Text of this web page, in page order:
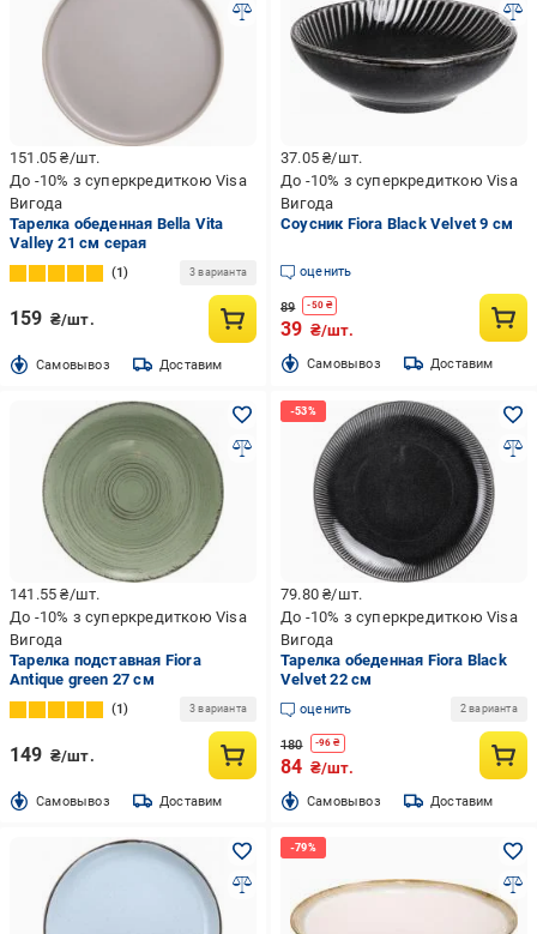
151.05₴/шт.
До -10% з суперкредиткою Visa
Вигода
Тарелка обеденная Bella Vita
Valley 21 см серая
1 3 варианта
159 ₴/шт.
Cамовывоз Доставим
37.05₴/шт.
До -10% з суперкредиткою Visa
Вигода
Соусник Fiora Black Velvet 9 см
оценить
89 -50₴
39 ₴/шт.
Cамовывоз Доставим
141.55₴/шт.
До -10% з суперкредиткою Visa
Вигода
Тарелка подставная Fiora
Antique green 27 см
1 3 варианта
149 ₴/шт.
Cамовывоз Доставим
79.80₴/шт.
До -10% з суперкредиткою Visa
Вигода
Тарелка обеденная Fiora Black
Velvet 22 см
оценить 2 варианта
180 -96 ₴
84 ₴/шт.
Cамовывоз Доставим